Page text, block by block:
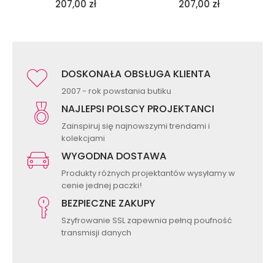
207,00 zł 207,00 zł
DOSKONAŁA OBSŁUGA KLIENTA
2007 - rok powstania butiku
NAJLEPSI POLSCY PROJEKTANCI
Zainspiruj się najnowszymi trendami i
kolekcjami
WYGODNA DOSTAWA
Produkty różnych projektantów wysyłamy w
cenie jednej paczki!
BEZPIECZNE ZAKUPY
Szyfrowanie SSL zapewnia pełną poufność
transmisji danych